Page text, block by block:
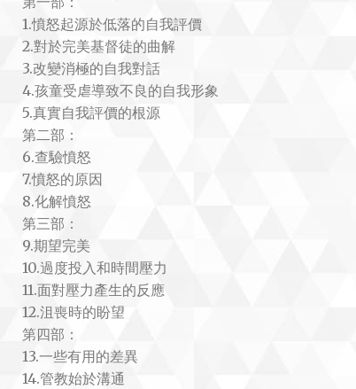
1.憤怒起源於低落的自我評價
2.對於完美基督徒的曲解
3.改變消極的自我對話
4.孩童受虐導致不良的自我形象
5.真實自我評價的根源
第二部：
6.查驗憤怒
7.憤怒的原因
8.化解憤怒
第三部：
9.期望完美
10.過度投入和時間壓力
11.面對壓力產生的反應
12.沮喪時的盼望
第四部：
13.一些有用的差異
14.管教始於溝通